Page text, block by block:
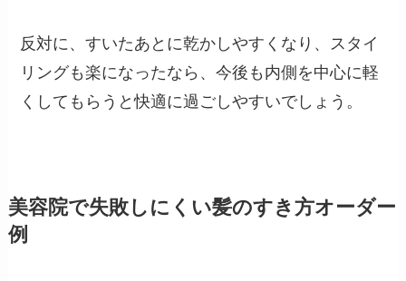
反対に、すいたあとに乾かしやすくなり、スタイ
リングも楽になったなら、今後も内側を中心に軽
くしてもらうと快適に過ごしやすいでしょう。
美容院で失敗しにくい髪のすき方オーダー
例